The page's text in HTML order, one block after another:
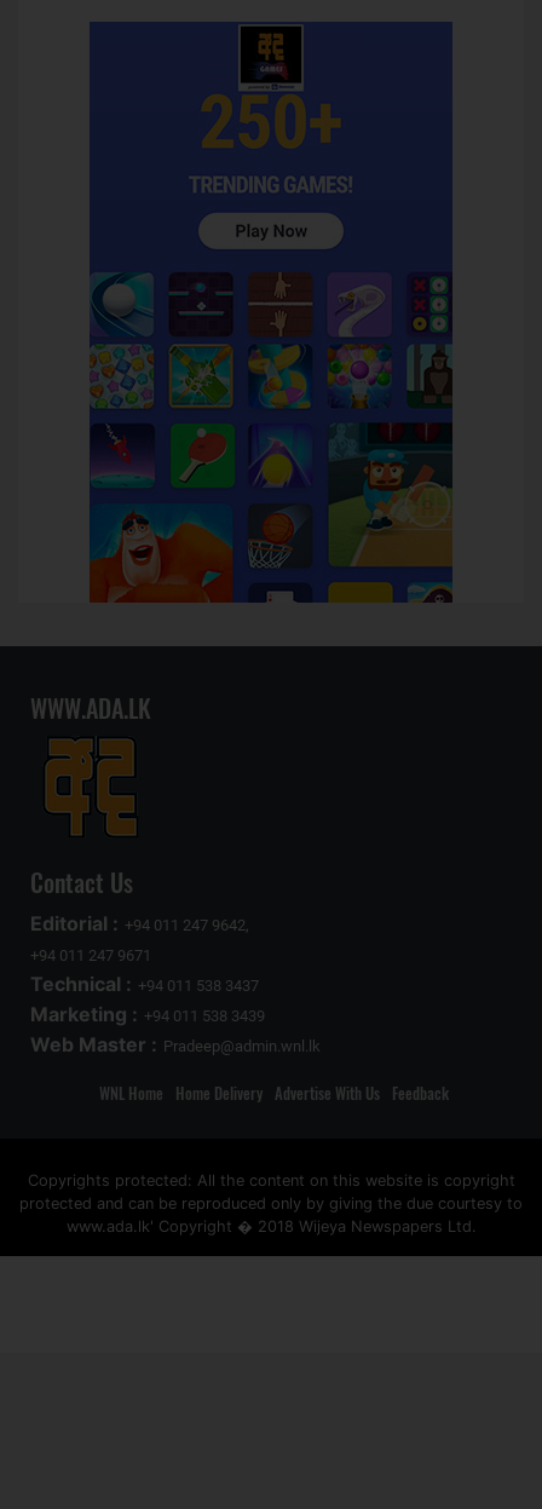
WWW.ADA.LK
Contact Us
Editorial : +94 011 247 9642,
+94 011 247 9671
Technical : +94 011 538 3437
Marketing : +94 011 538 3439
Web Master : Pradeep@admin.wnl.lk
WNL Home Home Delivery Advertise With Us Feedback
Copyrights protected: All the content on this website is copyright
protected and can be reproduced only by giving the due courtesy to
www.ada.lk' Copyright � 2018 Wijeya Newspapers Ltd.